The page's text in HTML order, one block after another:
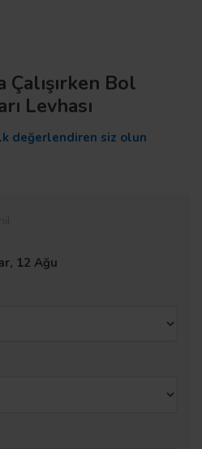
Çalışırken Bol
Levhası
değerlendiren siz olun
12 Ağu